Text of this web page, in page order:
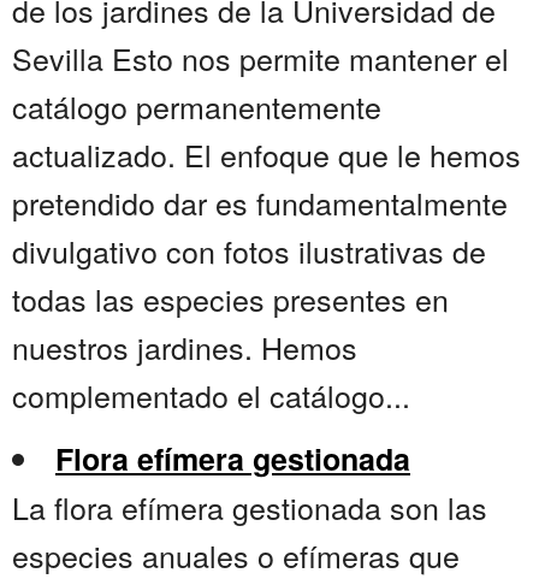
de los jardines de la Universidad de
Sevilla Esto nos permite mantener el
catálogo permanentemente
actualizado. El enfoque que le hemos
pretendido dar es fundamentalmente
divulgativo con fotos ilustrativas de
todas las especies presentes en
nuestros jardines. Hemos
complementado el catálogo...
Flora efímera gestionada
La flora efímera gestionada son las
especies anuales o efímeras que